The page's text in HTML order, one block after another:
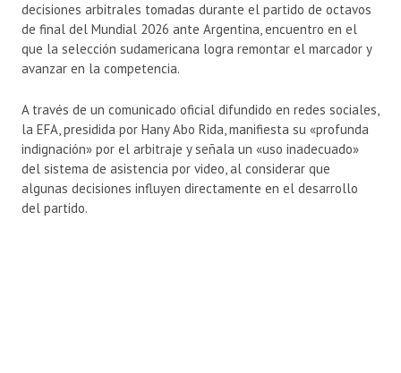
decisiones arbitrales tomadas durante el partido de octavos
de final del Mundial 2026 ante Argentina, encuentro en el
que la selección sudamericana logra remontar el marcador y
avanzar en la competencia.
A través de un comunicado oficial difundido en redes sociales,
la EFA, presidida por Hany Abo Rida, manifiesta su «profunda
indignación» por el arbitraje y señala un «uso inadecuado»
del sistema de asistencia por video, al considerar que
algunas decisiones influyen directamente en el desarrollo
del partido.